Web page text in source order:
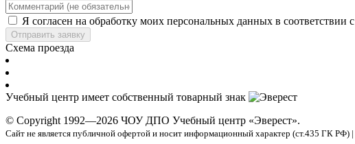
Я согласен на обработку моих персональных данных в соответствии с
Отправить заявку
Схема проезда
Учебный центр имеет собственный товарный знак
© Copyright 1992—2026 ЧОУ ДПО Учебный центр «Эверест».
Сайт не является публичной офертой и носит информационный характер (ст.435 ГК РФ) |